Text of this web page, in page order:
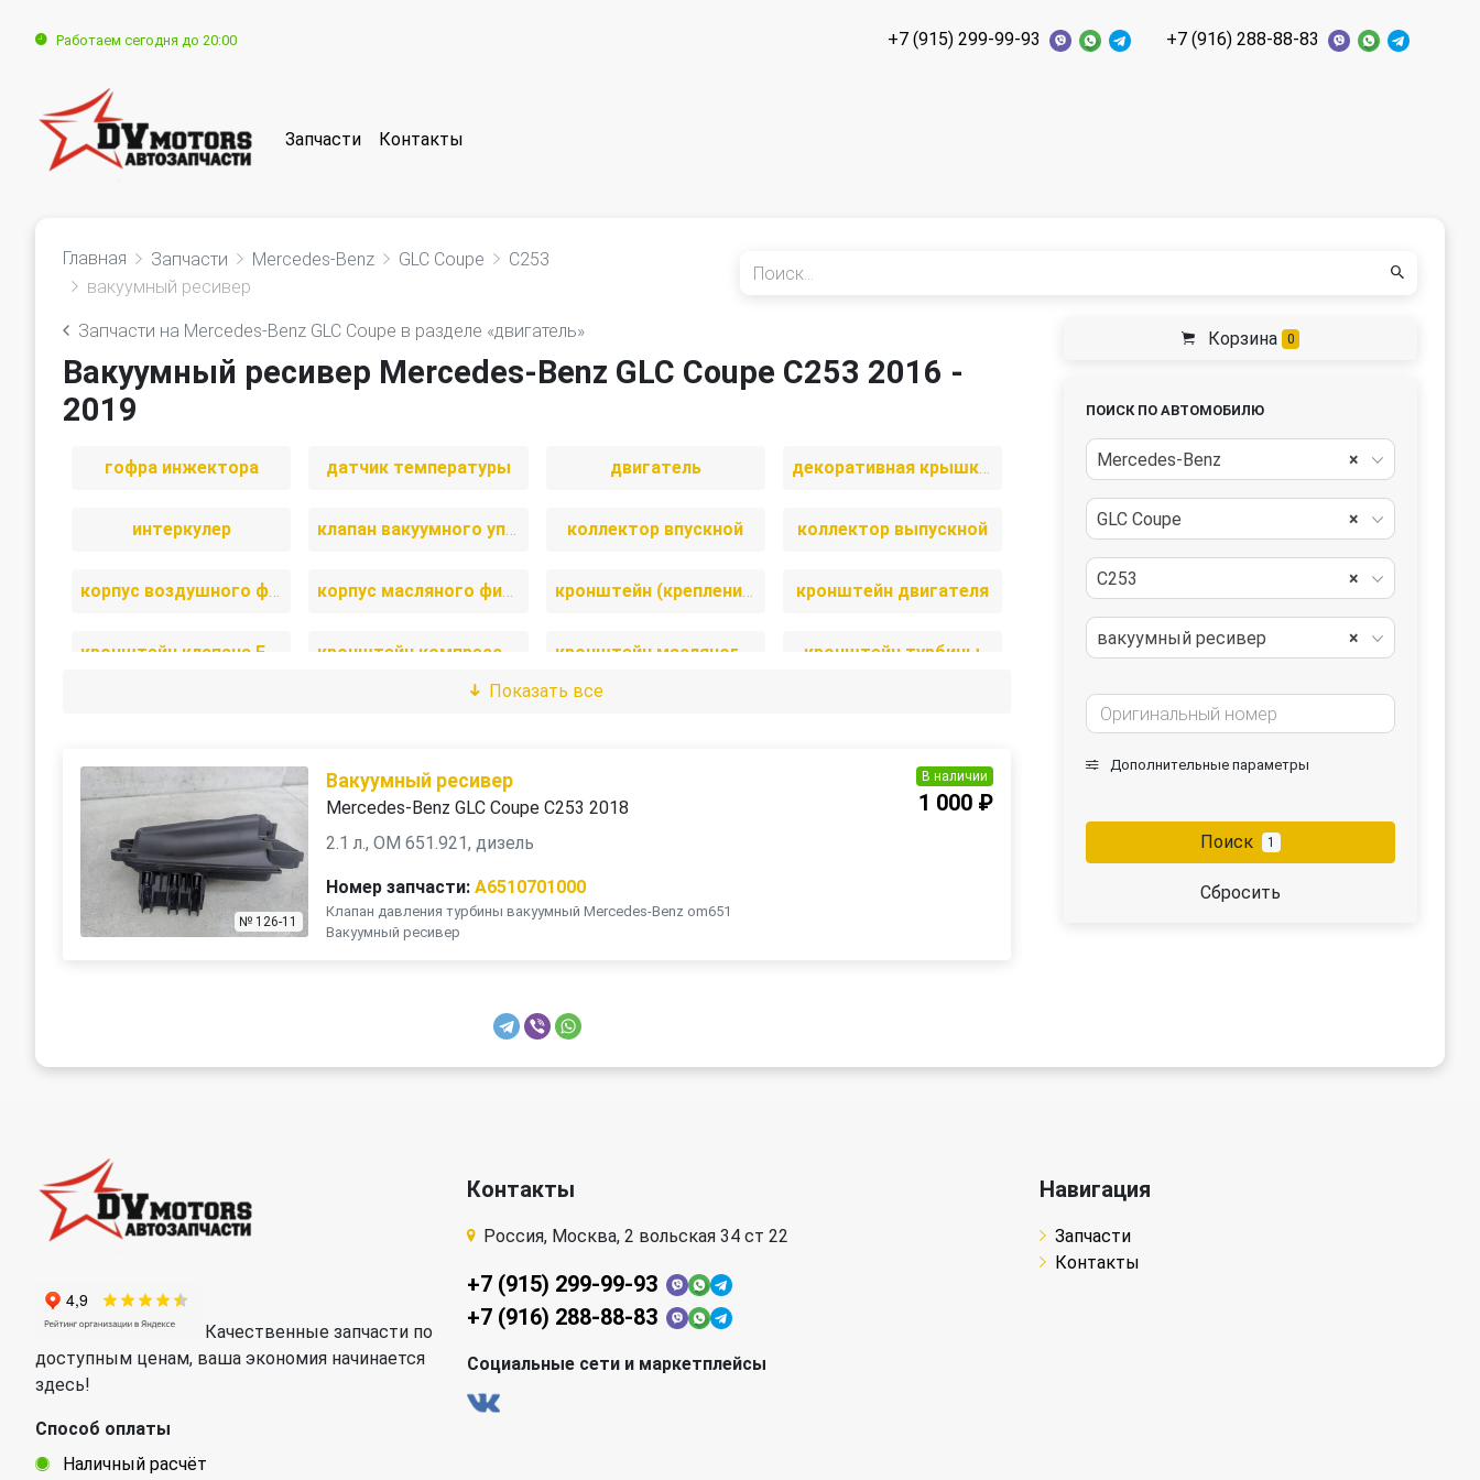
Работаем сегодня до 20:00 +7 (915) 299-99-93 +7 (916) 288-88-83
Запчасти Контакты
Главная Запчасти Mercedes-Benz GLC Coupe
C253
вакуумный ресивер
Запчасти на Mercedes-Benz GLC Coupe в разделе «двигатель»
Вакуумный ресивер Mercedes-Benz GLC Coupe C253 2016 -
2019
гофра инжектора датчик температуры двигатель декоративная крышка двигателя
интеркулер клапан вакуумного управления коллектор впускной коллектор выпускной
корпус воздушного фильтра корпус масляного фильтра кронштейн (крепление) впускного коллектора кронштейн двигателя
кронштейн турбины
теплообменник масляного фильтра трубка системы рециркуляции EGR
турбина форсунка
Показать все
№ 126-11
Вакуумный ресивер
Mercedes-Benz GLC Coupe C253 2018
2.1 л., OM 651.921, дизель
Номер запчасти: A6510701000
Клапан давления турбины вакуумный Mercedes-Benz om651
Вакуумный ресивер
В наличии
1 000 ₽
Корзина 0
ПОИСК ПО АВТОМОБИЛЮ
×
Mercedes-Benz
×
GLC Coupe
×
C253
×
вакуумный ресивер
Дополнительные параметры
Поиск 1
Сбросить
Качественные запчасти по
доступным ценам, ваша экономия начинается
здесь!
Способ оплаты
Наличный расчёт
Контакты
Россия, Москва, 2 вольская 34 ст 22
+7 (915) 299-99-93
+7 (916) 288-88-83
Социальные сети и маркетплейсы
Навигация
Запчасти
Контакты